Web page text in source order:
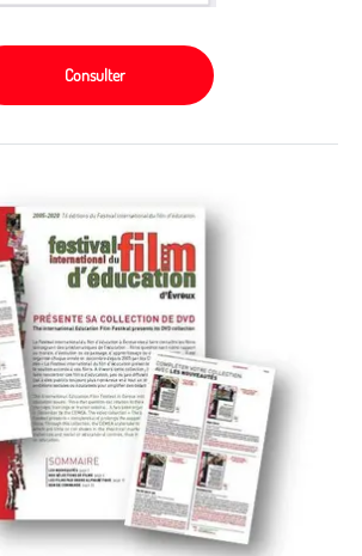
Consulter